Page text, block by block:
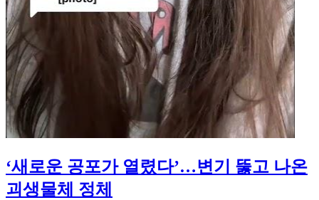
‘새로운 공포가 열렸다’…변기 뚫고 나온
괴생물체 정체